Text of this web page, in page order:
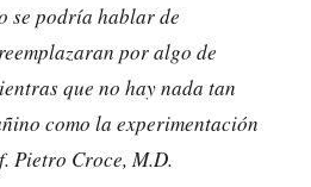
se podrí­a hablar de
por algo de
que no hay nada tan
como la experimentación
Pietro Croce, M.D.